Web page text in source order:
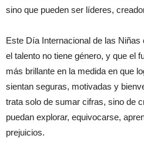
sino que pueden ser líderes,
Este Día Internacional de las
el talento no tiene género, y que el
más brillante en la medida en que
sientan seguras, motivadas y
trata solo de sumar cifras, sino de
puedan explorar, equivocarse,
prejuicios.